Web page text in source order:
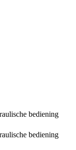
bediening
bediening